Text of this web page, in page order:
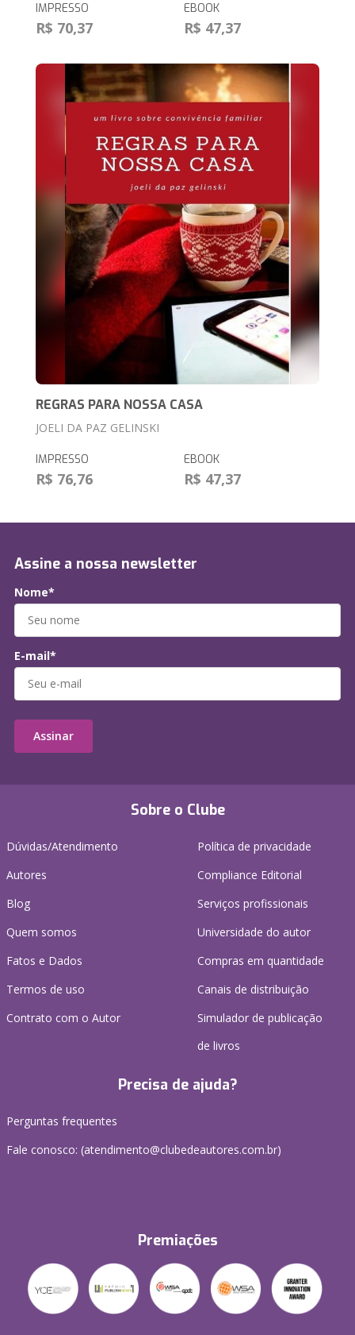
IMPRESSO
R$ 70,37
EBOOK
R$ 47,37
REGRAS PARA NOSSA CASA
JOELI DA PAZ GELINSKI
IMPRESSO
R$ 76,76
EBOOK
R$ 47,37
Sobre o Clube
Dúvidas/Atendimento
Autores
Blog
Quem somos
Fatos e Dados
Termos de uso
Contrato com o Autor
Política de privacidade
Compliance Editorial
Serviços profissionais
Universidade do autor
Compras em quantidade
Canais de distribuição
Simulador de publicação
de livros
Precisa de ajuda?
Perguntas frequentes
Fale conosco: (atendimento@clubedeautores.com.br)
Premiações
Assine a nossa newsletter
Nome*
E-mail*
Assinar